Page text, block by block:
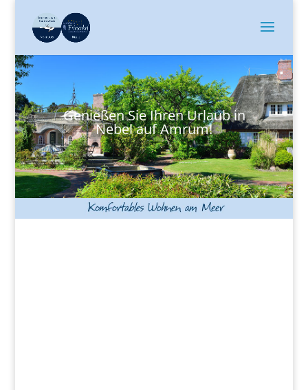
Genießen Sie Ihren Urlaub in
Nebel auf Amrum!